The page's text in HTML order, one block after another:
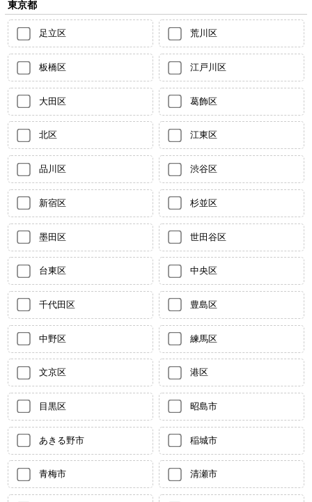
東京都
足立区 荒川区
板橋区 江戸川区
大田区 葛飾区
北区 江東区
品川区 渋谷区
新宿区 杉並区
墨田区 世田谷区
台東区 中央区
千代田区 豊島区
中野区 練馬区
文京区 港区
目黒区 昭島市
あきる野市 稲城市
青梅市 清瀬市